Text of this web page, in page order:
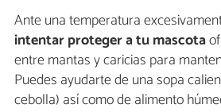
Ante una temperatura
intentar proteger a tu mascota
entre mantas y caricias para
Puedes ayudarte de una sopa
cebolla) así como de alimento